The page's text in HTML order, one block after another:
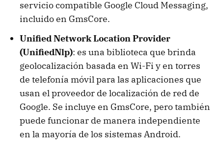
servicio compatible Google Cloud Messaging,
incluido en GmsCore.
Unified Network Location Provider
(UnifiedNlp): es una biblioteca que brinda
geolocalización basada en Wi-Fi y en torres
de telefonía móvil para las aplicaciones que
usan el proveedor de localización de red de
Google. Se incluye en GmsCore, pero también
puede funcionar de manera independiente
en la mayoría de los sistemas Android.